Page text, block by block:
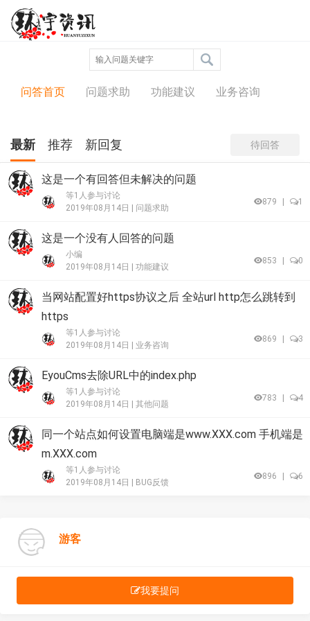
问答中心
问答首页 问题求助 功能建议 业务咨询
最新 推荐 新回复 待回答
这是一个有回答但未解决的问题
等1人参与讨论
2019年08月14日 | 问题求助
879 1
这是一个没有人回答的问题
小编
2019年08月14日 | 功能建议
853 0
当网站配置好https协议之后 全站url http怎么跳转到
https
等1人参与讨论
2019年08月14日 | 业务咨询
869 3
EyouCms去除URL中的index.php
等1人参与讨论
2019年08月14日 | 其他问题
783 4
同一个站点如何设置电脑端是www.XXX.com 手机端是
m.XXX.com
等1人参与讨论
2019年08月14日 |
BUG反馈
896 6
游客
我要提问